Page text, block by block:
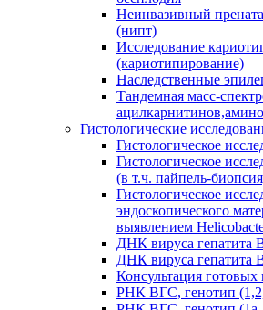
Неинвазивный
(нипт)
Исследование
(кариотипирование)
Наследственные
Тандемная масс-
Гистологические
Гистологическое
Гистологическое
(в т.ч. пайпель-
Гистологическое
эндоскопического
выявлением
ДНК вируса гепатита
ДНК вируса гепатита
Консультация готовых
РНК ВГC, генотип